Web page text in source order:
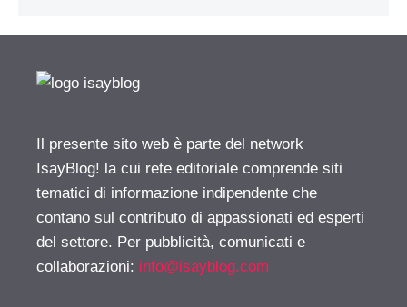
Il presente sito web è parte del network
IsayBlog! la cui rete editoriale comprende siti
tematici di informazione indipendente che
contano sul contributo di appassionati ed esperti
del settore. Per pubblicità, comunicati e
collaborazioni: info@isayblog.com